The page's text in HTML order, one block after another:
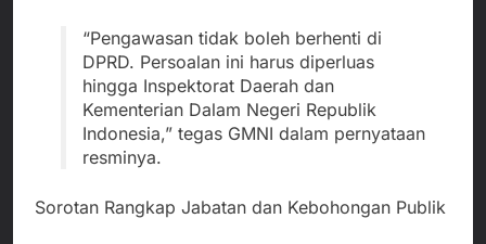
“Pengawasan tidak boleh berhenti di
DPRD. Persoalan ini harus diperluas
hingga Inspektorat Daerah dan
Kementerian Dalam Negeri Republik
Indonesia,” tegas GMNI dalam pernyataan
resminya.
Sorotan Rangkap Jabatan dan Kebohongan Publik